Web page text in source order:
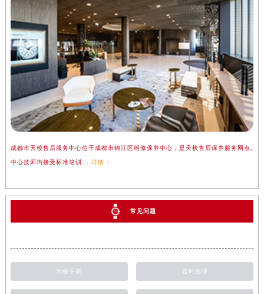
成都市天梭售后服务中心位于成都市锦江区维修保养中心，是天梭售后保养服务网点,
中心技师均接受标准培训.... 详情 >
常见问题
天梭手表 走时故障